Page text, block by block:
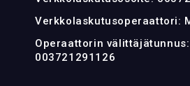
Verkkolaskutusoperaattori:
Operaattorin välittäjätunnus:
003721291126